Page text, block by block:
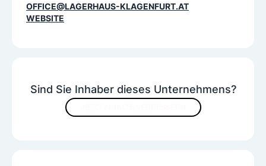
Sind Sie Inhaber dieses Unternehmens?
OFFICE@LAGERHAUS-KLAGENFURT.AT
WEBSITE